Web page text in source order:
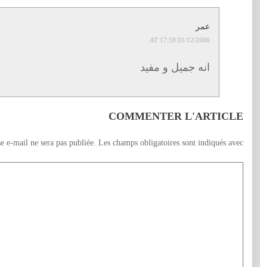
عمر
01/12/2006 AT 17:59
انه جميل و مفيد
COMMENTER L'ARTICLE
e-mail ne sera pas publiée. Les champs obligatoires sont indiqués avec